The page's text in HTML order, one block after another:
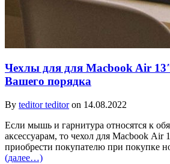
Чехлы для для Macbook Air
Вашего порядка
By teditor teditoron 14.08.2022
Если мышь и гарнитура относятся к
аксессуарам, то чехол для Macbook Air
приобрести покупателю при покупке
(далее…)